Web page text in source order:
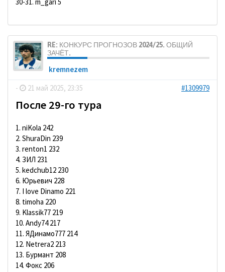
RE: КОНКУРС ПРОГНОЗОВ 2024/25. ОБЩИЙ
ЗАЧЁТ.
kremnezem
-
21 май 2025, 23:35 #1309979
После 29-го тура
1. niKola 242
2. ShuraDin 239
3. renton1 232
4. ЗИЛ 231
5. kedchub12 230
6. Юрьевич 228
7. I love Dinamo 221
8. timoha 220
9. Klassik77 219
10. Andy74 217
11. ЯДинамо777 214
12. Netrera2 213
13. Бурмант 208
14. Фокс 206